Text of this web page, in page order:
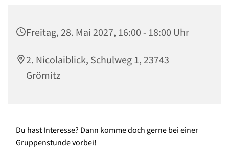
Freitag, 28. Mai 2027, 16:00 - 18:00 Uhr
2. Nicolaiblick, Schulweg 1, 23743
Grömitz
Du hast Interesse? Dann komme doch gerne bei einer
Gruppenstunde vorbei!